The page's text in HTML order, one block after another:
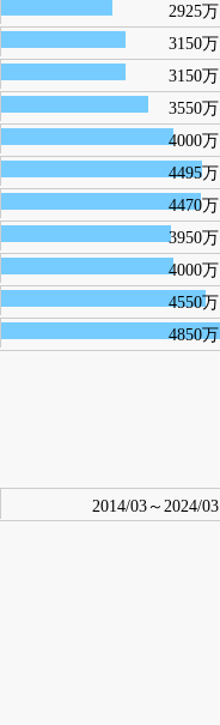
2925万
3150万
3150万
3550万
4000万
4495万
4470万
3950万
4000万
4550万
4850万
2014/03～2024/03